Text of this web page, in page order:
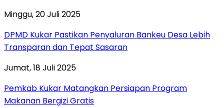
Minggu, 20 Juli 2025
DPMD Kukar Pastikan Penyaluran Bankeu Desa Lebih
Transparan dan Tepat Sasaran
Jumat, 18 Juli 2025
Pemkab Kukar Matangkan Persiapan Program
Makanan Bergizi Gratis